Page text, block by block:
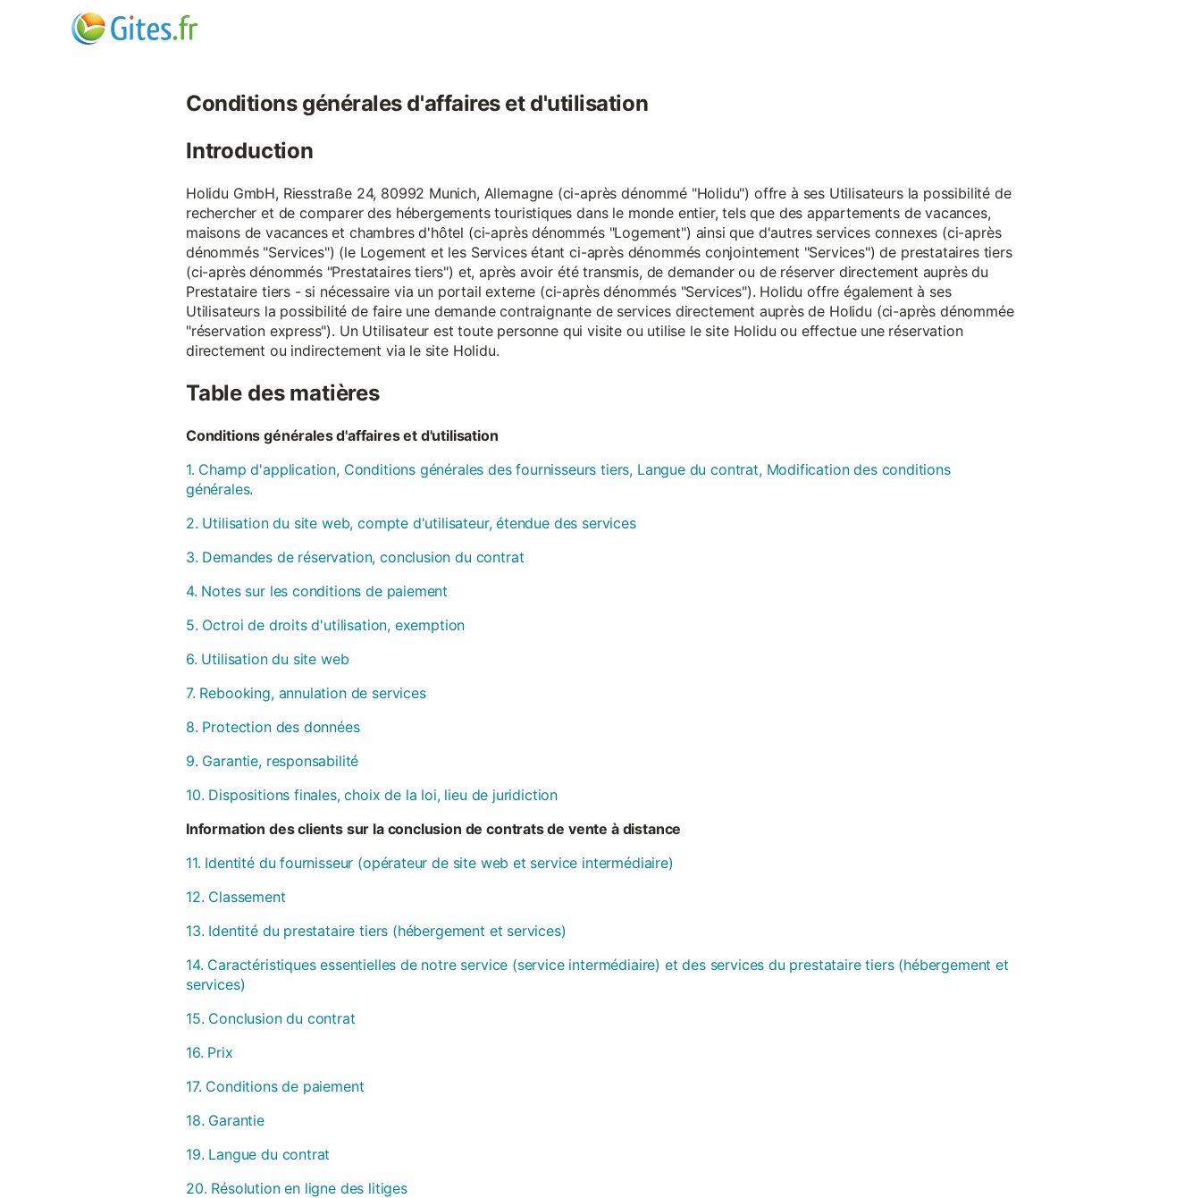
Conditions générales d'affaires et d'utilisation
Introduction
Holidu GmbH, Riesstraße 24, 80992 Munich, Allemagne (ci-après dénommé "Holidu") offre à ses Utilisateurs la possibilité de
rechercher et de comparer des hébergements touristiques dans le monde entier, tels que des appartements de vacances,
maisons de vacances et chambres d'hôtel (ci-après dénommés "Logement") ainsi que d'autres services connexes (ci-après
dénommés "Services") (le Logement et les Services étant ci-après dénommés conjointement "Services") de prestataires tiers
(ci-après dénommés "Prestataires tiers") et, après avoir été transmis, de demander ou de réserver directement auprès du
Prestataire tiers - si nécessaire via un portail externe (ci-après dénommés "Services"). Holidu offre également à ses
Utilisateurs la possibilité de faire une demande contraignante de services directement auprès de Holidu (ci-après dénommée
"réservation express"). Un Utilisateur est toute personne qui visite ou utilise le site Holidu ou effectue une réservation
directement ou indirectement via le site Holidu.
Table des matières
Conditions générales d'affaires et d'utilisation
1. Champ d'application, Conditions générales des fournisseurs tiers, Langue du contrat, Modification des conditions
générales.
2. Utilisation du site web, compte d'utilisateur, étendue des services
3. Demandes de réservation, conclusion du contrat
4. Notes sur les conditions de paiement
5. Octroi de droits d'utilisation, exemption
6. Utilisation du site web
7. Rebooking, annulation de services
8. Protection des données
9. Garantie, responsabilité
10. Dispositions finales, choix de la loi, lieu de juridiction
Information des clients sur la conclusion de contrats de vente à distance
11. Identité du fournisseur (opérateur de site web et service intermédiaire)
12. Classement
13. Identité du prestataire tiers (hébergement et services)
14. Caractéristiques essentielles de notre service (service intermédiaire) et des services du prestataire tiers (hébergement et
services)
15. Conclusion du contrat
16. Prix
17. Conditions de paiement
18. Garantie
19. Langue du contrat
20. Résolution en ligne des litiges